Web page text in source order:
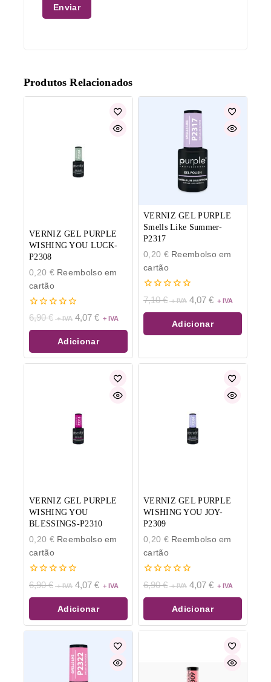
Produtos Relacionados
VERNIZ GEL PURPLE
WISHING YOU LUCK-
P2308
0,20 €Reembolso em
cartão
0
de
5
6,90€ 4,07 €
Adicionar
VERNIZ GEL PURPLE
Smells Like Summer-
P2317
0,20 €Reembolso em
cartão
0
de
5
7,10€ 4,07 €
Adicionar
VERNIZ GEL PURPLE
WISHING YOU
BLESSINGS-P2310
0,20 €Reembolso em
cartão
0
de
5
6,90€ 4,07 €
Adicionar
VERNIZ GEL PURPLE
WISHING YOU JOY-
P2309
0,20 €Reembolso em
cartão
0
de
5
6,90€ 4,07 €
Adicionar